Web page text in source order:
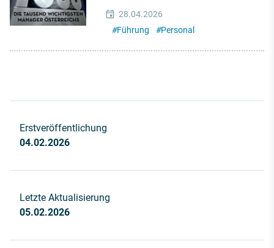
28.04.2026
#Führung #Personal
Erstveröffentlichung
04.02.2026
Letzte Aktualisierung
05.02.2026